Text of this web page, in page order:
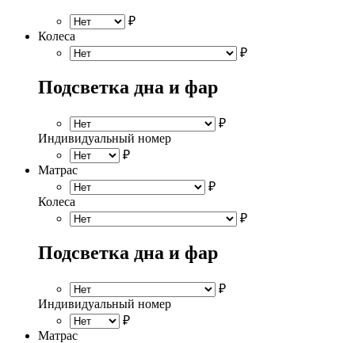
₽
Колеса
₽
Подсветка дна и фар
₽
Индивидуальный номер
₽
Матрас
₽
Колеса
₽
Подсветка дна и фар
₽
Индивидуальный номер
₽
Матрас